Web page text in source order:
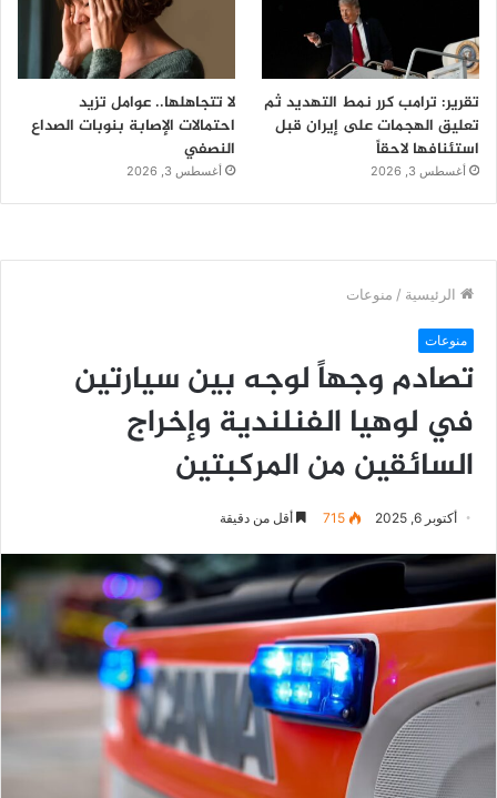
تقرير: ترامب كرر نمط التهديد ثم
تعليق الهجمات على إيران قبل
استئنافها لاحقاً
أغسطس 3, 2026
لا تتجاهلها.. عوامل تزيد
احتمالات الإصابة بنوبات الصداع
النصفي
أغسطس 3, 2026